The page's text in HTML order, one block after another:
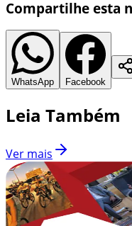
Compartilhe esta
WhatsApp Facebook
Leia Também
Ver mais